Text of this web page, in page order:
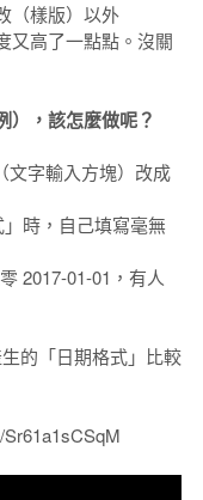
（樣版）以外
又高了一點點。沒關
），該怎麼做呢？
文字輸入方塊）改成
時，自己填寫毫無
2017-01-01，有人
的「日期格式」比較